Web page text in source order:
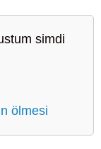
simdi
ölmesi